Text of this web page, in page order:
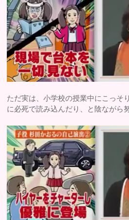
ただ実は、小学校の授業中にこっそ
に必死で読み込んだり、と陰ながら